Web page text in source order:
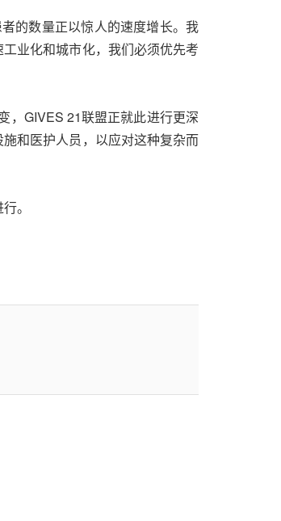
的数量正以惊人的速度增长。我
业化和城市化，我们必须优先考
，GIVES 21联盟正就此进行更深
和医护人员，以应对这种复杂而
。